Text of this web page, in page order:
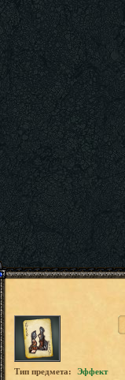
Tип предмета:
Эффект